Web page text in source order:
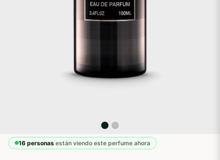
16 personasestán viendo este perfume ahora